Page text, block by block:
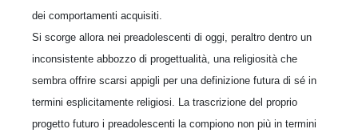
dei comportamenti acquisiti.
Si scorge allora nei preadolescenti di oggi, peraltro dentro un
inconsistente abbozzo di progettualità, una religiosità che
sembra offrire scarsi appigli per una definizione futura di sé in
termini esplicitamente religiosi. La trascrizione del proprio
progetto futuro i preadolescenti la compiono non più in termini